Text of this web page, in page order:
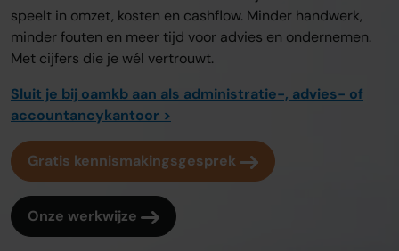
speelt in omzet, kosten en cashflow. Minder handwerk,
minder fouten en meer tijd voor advies en ondernemen.
Met cijfers die je wél vertrouwt.
Sluit je bij oamkb aan als administratie-, advies- of
accountancykantoor >
Gratis kennismakingsgesprek
Onze werkwijze